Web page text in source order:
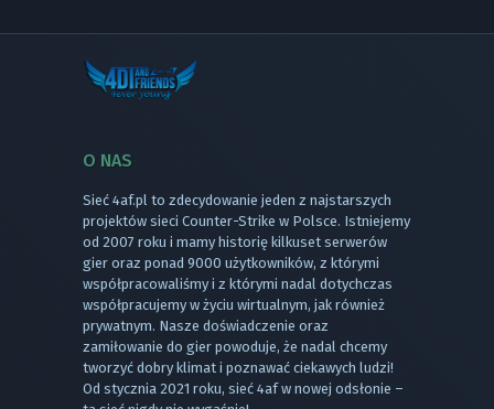
O NAS
Sieć 4af.pl to zdecydowanie jeden z najstarszych
projektów sieci Counter-Strike w Polsce. Istniejemy
od 2007 roku i mamy historię kilkuset serwerów
gier oraz ponad 9000 użytkowników, z którymi
współpracowaliśmy i z którymi nadal dotychczas
współpracujemy w życiu wirtualnym, jak również
prywatnym. Nasze doświadczenie oraz
zamiłowanie do gier powoduje, że nadal chcemy
tworzyć dobry klimat i poznawać ciekawych ludzi!
Od stycznia 2021 roku, sieć 4af w nowej odsłonie –